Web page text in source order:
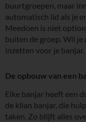
buurtgroepen, maar
automatisch lid als je
Meedoen is niet
buiten de groep. Wil je
inzetten voor je banjar.
De opbouw van een
Elke banjar heeft een
de klian banjar, die
taken. Zo blijft alles